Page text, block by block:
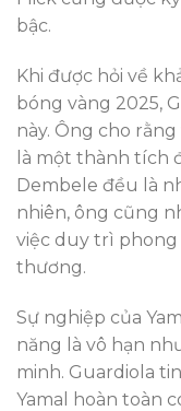
bậc.
Khi được hỏi về
bóng vàng 2025,
này. Ông cho
là một thành tích
Dembele đều là
nhiên, ông cũng
việc duy trì phong
thương.
Sự nghiệp của
năng là vô hạn
minh. Guardiola
Yamal hoàn toàn